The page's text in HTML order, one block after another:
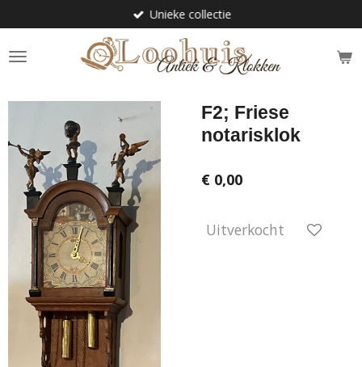
direct
naar
de
Unieke collectie
F2; Friese
notarisklok
€ 0,00
Uitverkocht